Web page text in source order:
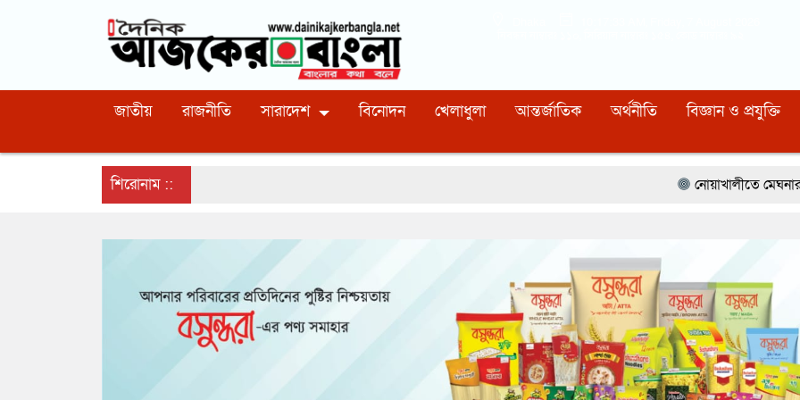
জাতীয় রাজনীতি সারাদেশ বিনোদন খেলাধুলা আন্তর্জাতিক অর্থনীতি বিজ্ঞান ও প্রযুক্তি
শিরোনাম :: নোয়াখালীতে মেঘনার ভাঙনরোধে